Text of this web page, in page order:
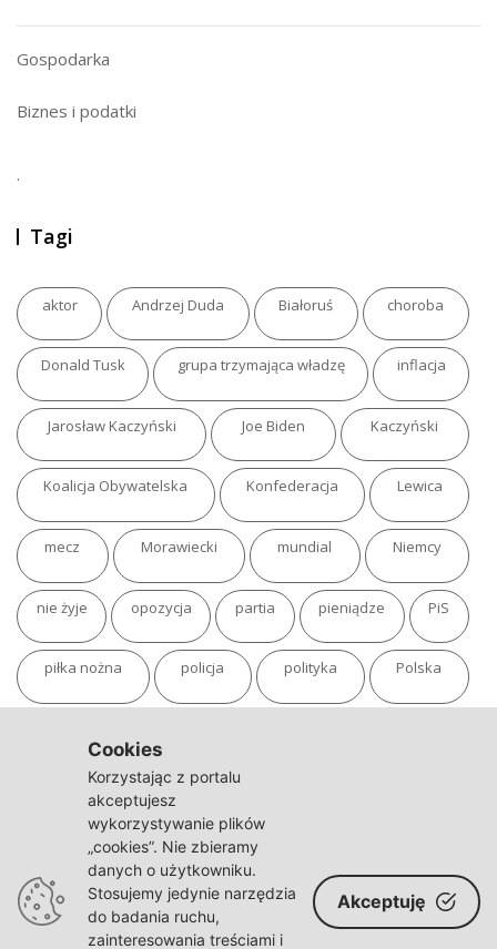
Gospodarka
Biznes i podatki
.
Tagi
aktor Andrzej Duda Białoruś choroba
Donald Tusk grupa trzymająca władzę inflacja
Jarosław Kaczyński Joe Biden Kaczyński
Koalicja Obywatelska Konfederacja Lewica
mecz Morawiecki mundial Niemcy
nie żyje opozycja partia pieniądze PiS
piłka nożna policja polityka Polska
sąd TVN
Warszawa wojna
wybory wypadek Władimir Putin zdrowie
Cookies
Korzystając z portalu
akceptujesz
wykorzystywanie plików
„cookies”. Nie zbieramy
danych o użytkowniku.
Stosujemy jedynie narzędzia
do badania ruchu,
zainteresowania treściami i
Akceptuję